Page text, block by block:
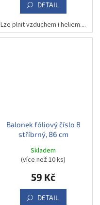
DETAIL
Lze plnit vzduchem i heliem....
Balonek fóliový číslo 8
stříbrný, 86 cm
Skladem
(více než 10 ks)
59 Kč
DETAIL